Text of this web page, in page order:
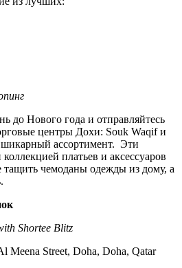
до Нового года и отправляйтесь
центры Дохи: Souk Waqif и
ассортимент. Эти
платьев и аксессуаров
чемоданы одежды из дому, а
Shortee Blitz
Street, Doha, Doha, Qatar